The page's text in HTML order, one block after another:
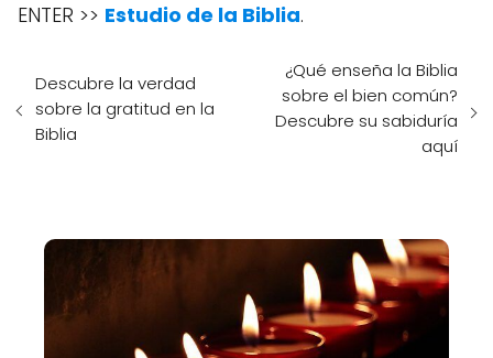
ENTER >> Estudio de la Biblia.
Descubre la verdad
sobre la gratitud en la
Biblia
¿Qué enseña la Biblia
sobre el bien común?
Descubre su sabiduría
aquí